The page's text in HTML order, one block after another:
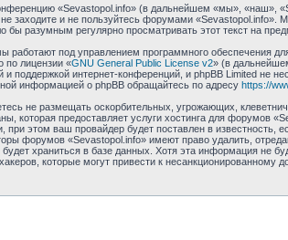
«Sevastopol.info» (в дальнейшем «мы», «наш»,
заходите и не пользуйтесь форумами
бы разумным регулярно просматривать этот текст на
под управлением программного обеспечения
по лицензии «GNU General Public License v2» (в
и поддержкой интернет-конференций, и phpBB Limited не
информацией о phpBB обращайтесь по адресу https://
не размещать оскорбительных, угрожающих,
которая предоставляет услуги хостинга для форумов
при этом ваш провайдер будет поставлен в
форумов «Sevastopol.info» имеют право удалить,
храниться в базе данных. Хотя эта информация не
которые могут привести к несанкционированному